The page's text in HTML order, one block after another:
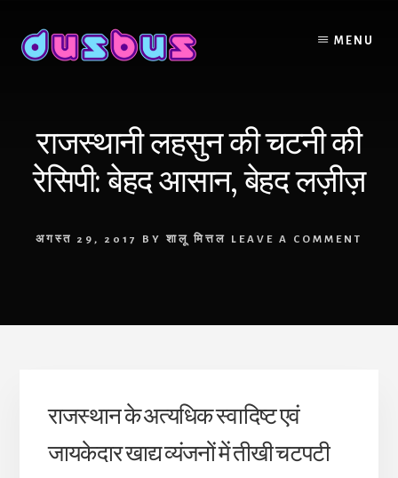
content
MENU
राजस्थानी लहसुन की चटनी की
रेसिपी: बेहद आसान, बेहद लज़ीज़
अगस्त 29, 2017 BYशालू मित्तल LEAVE A COMMENT
राजस्थान के अत्यधिक स्वादिष्ट एवं
जायकेदार खाद्य व्यंजनों में तीखी चटपटी